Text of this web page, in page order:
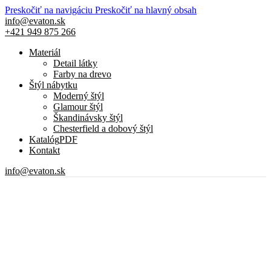
Preskočiť na navigáciu Preskočiť na hlavný obsah
info@evaton.sk
+421 949 875 266
Materiál
Detail látky
Farby na drevo
Štýl nábytku
Moderný štýl
Glamour štýl
Škandinávsky štýl
Chesterfield a dobový štýl
KatalógPDF
Kontakt
info@evaton.sk